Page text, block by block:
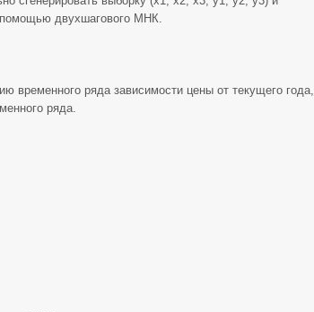
двухшагового МНК.
временного ряда зависимости цены от текущего года,
ряда.